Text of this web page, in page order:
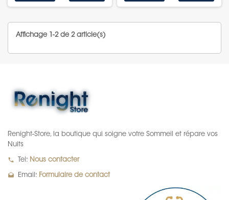
Affichage 1-2 de 2 article(s)
Renight-Store, la boutique qui soigne votre Sommeil et répare vos
Nuits
local_phone Tel: Nous contacter
drafts Email: Formulaire de contact